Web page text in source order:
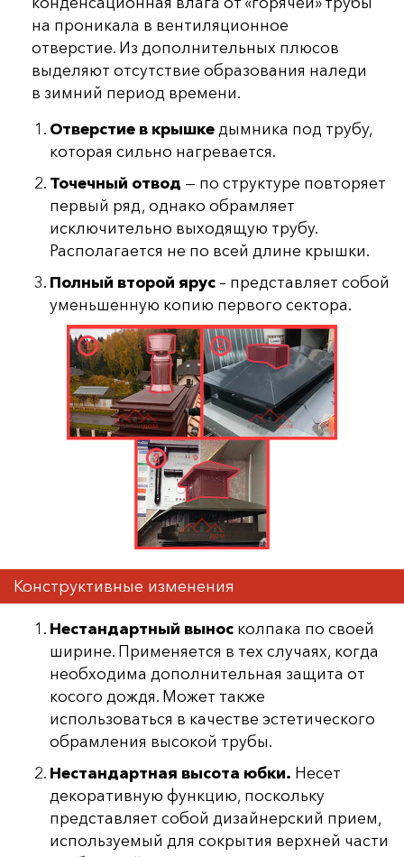
на проникала в вентиляционное
отверстие. Из дополнительных плюсов
выделяют отсутствие образования наледи
в зимний период времени.
Отверстие в крышке дымника под трубу,
которая сильно нагревается.
Точечный отвод — по структуре повторяет
первый ряд, однако обрамляет
исключительно выходящую трубу.
Располагается не по всей длине крышки.
Полный второй ярус – представляет собой
уменьшенную копию первого сектора.
Конструктивные изменения
Нестандартный вынос колпака по своей
ширине. Применяется в тех случаях, когда
необходима дополнительная защита от
косого дождя. Может также
использоваться в качестве эстетического
обрамления высокой трубы.
Нестандартная высота юбки. Несет
декоративную функцию, поскольку
представляет собой дизайнерский прием,
используемый для сокрытия верхней части